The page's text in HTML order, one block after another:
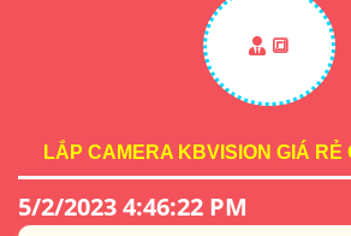
🔳
LẮP CAMERA KBVISION GIÁ RẺ
5/2/2023 4:46:22 PM